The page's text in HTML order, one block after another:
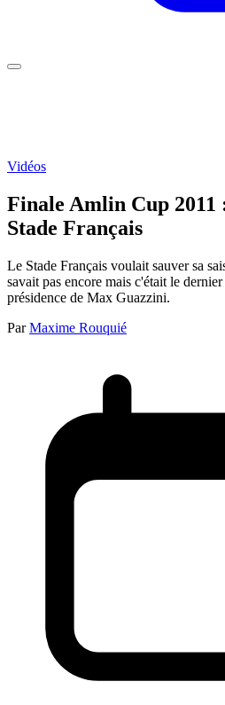
Vidéos
Finale Amlin Cup 2011
Stade Français
Le Stade Français voulait sauver sa
savait pas encore mais c'était le
présidence de Max Guazzini.
Par Maxime Rouquié